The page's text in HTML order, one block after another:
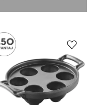
Cuisine
Siyah
Salyangoz
Tabağı